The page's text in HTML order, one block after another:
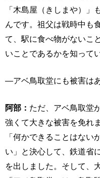
「木島屋（きしまや）」
んです。祖父は戦時中も
て、駅に食べ物がないこ
いことであるかを知って
―アベ鳥取堂にも被害は
阿部： ただ、アベ鳥取堂
強くて大きな被害を免れ
「何かできることはない
い」と決心して、鉄道省
を出しました。そして、